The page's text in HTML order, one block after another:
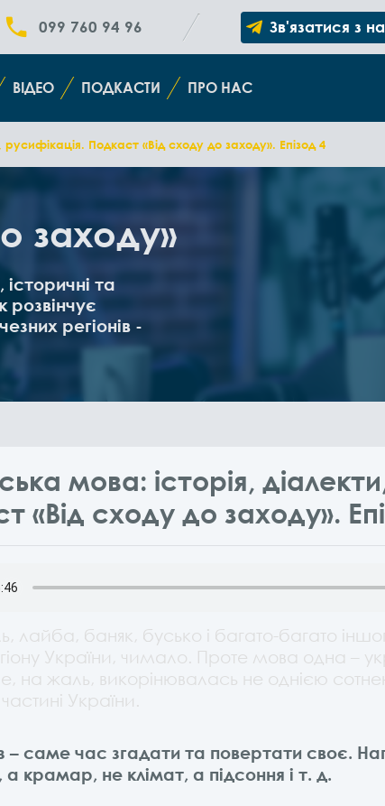
099 760 94 96 Зв'язатися з
ВІДЕО ПОДКАСТИ ПРО НАС
русифікація. Подкаст «Від сходу до заходу». Епізод 4
заходу»
та
розвінчує
регіонів -
мова: історія,
«Від сходу до заходу».
лайба, баняк, бусько і багато-багато
України, чимало. Проте мова одна –
на жаль, викорінювалась не однією
України.
– саме час згадати та повертати своє.
а крамар, не клімат, а підсоння і т. д.